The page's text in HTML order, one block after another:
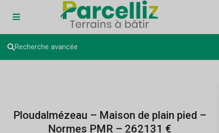
Recherche avancée
Ploudalmézeau – Maison de plain pied –
Normes PMR – 262131 €